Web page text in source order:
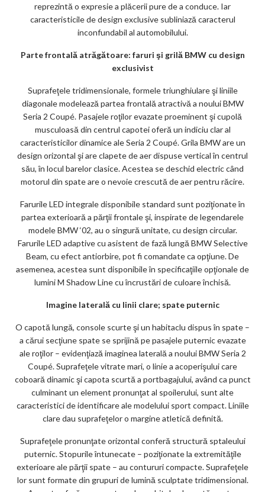
reprezintă o expresie a plăcerii pure de a conduce. Iar
caracteristicile de design exclusive subliniază caracterul
inconfundabil al automobilului.
Parte frontală atrăgătoare: faruri şi grilă BMW cu design
exclusivist
Suprafeţele tridimensionale, formele triunghiulare şi liniile
diagonale modelează partea frontală atractivă a noului BMW
Seria 2 Coupé. Pasajele roţilor evazate proeminent şi cupolă
musculoasă din centrul capotei oferă un indiciu clar al
caracteristicilor dinamice ale Seria 2 Coupé. Grila BMW are un
design orizontal şi are clapete de aer dispuse vertical în centrul
său, în locul barelor clasice. Acestea se deschid electric când
motorul din spate are o nevoie crescută de aer pentru răcire.
Farurile LED integrale disponibile standard sunt poziţionate în
partea exterioară a părţii frontale şi, inspirate de legendarele
modele BMW ‘02, au o singură unitate, cu design circular.
Farurile LED adaptive cu asistent de fază lungă BMW Selective
Beam, cu efect antiorbire, pot fi comandate ca opţiune. De
asemenea, acestea sunt disponibile în specificaţiile opţionale de
lumini M Shadow Line cu încrustări de culoare închisă.
Imagine laterală cu linii clare; spate puternic
O capotă lungă, console scurte şi un habitaclu dispus în spate –
a cărui secţiune spate se sprijină pe pasajele puternic evazate
ale roţilor – evidenţiază imaginea laterală a noului BMW Seria 2
Coupé. Suprafeţele vitrate mari, o linie a acoperişului care
coboară dinamic şi capota scurtă a portbagajului, având ca punct
culminant un element pronunţat al spoilerului, sunt alte
caracteristici de identificare ale modelului sport compact. Liniile
clare dau suprafeţelor o margine atletică definită.
Suprafeţele pronunţate orizontal conferă structură sptaleului
puternic. Stopurile întunecate – poziţionate la extremităţile
exterioare ale părţii spate – au contururi compacte. Suprafeţele
lor sunt formate din grupuri de lumină sculptate tridimensional.